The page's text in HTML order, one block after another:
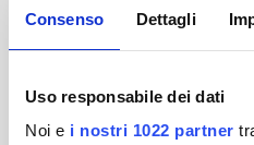
Consenso Dettagli
Uso responsabile dei dati
Noi e i nostri 1022 partner
pagati, la verifica delle
servizi usufruiti sarà
utenze
Publiacqua ha infatti